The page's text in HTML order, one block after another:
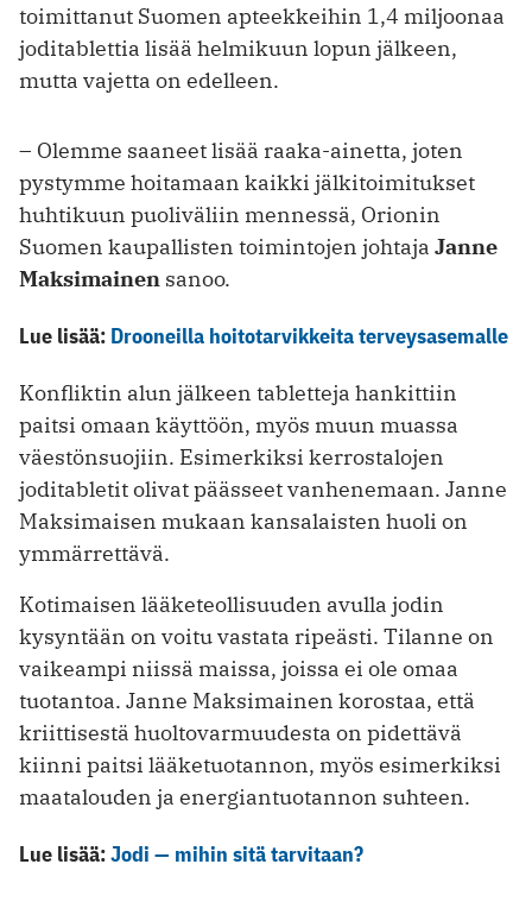
toimittanut Suomen apteekkeihin 1,4 miljoonaa
joditablettia lisää helmikuun lopun jälkeen,
mutta vajetta on edelleen.
– Olemme saaneet lisää raaka-ainetta, joten
pystymme hoitamaan kaikki jälkitoimitukset
huhtikuun puoliväliin mennessä, Orionin
Suomen kaupallisten toimintojen johtaja Janne
Maksimainen sanoo.
Lue lisää: Drooneilla hoitotarvikkeita terveysasemalle
Konfliktin alun jälkeen tabletteja hankittiin
paitsi omaan käyttöön, myös muun muassa
väestönsuojiin. Esimerkiksi kerrostalojen
joditabletit olivat päässeet vanhenemaan. Janne
Maksimaisen mukaan kansalaisten huoli on
ymmärrettävä.
Kotimaisen lääketeollisuuden avulla jodin
kysyntään on voitu vastata ripeästi. Tilanne on
vaikeampi niissä maissa, joissa ei ole omaa
tuotantoa. Janne Maksimainen korostaa, että
kriittisestä huoltovarmuudesta on pidettävä
kiinni paitsi lääketuotannon, myös esimerkiksi
maatalouden ja energiantuotannon suhteen.
Lue lisää:Jodi — mihin sitä tarvitaan?